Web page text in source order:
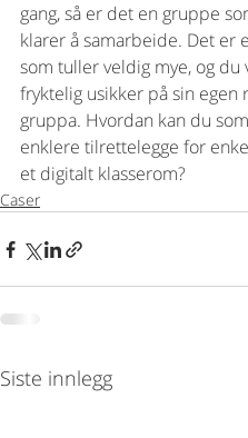
gang, så er det en gruppe
klarer å samarbeide. Det er
som tuller veldig mye, og du
fryktelig usikker på sin egen
gruppa. Hvordan kan du
enklere tilrettelegge for
et digitalt klasserom?
Caser
Siste innlegg